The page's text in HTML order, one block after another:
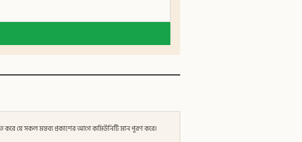
করে যে সকল মন্তব্য প্রকাশের আগে কমিউনিটি মান পূরণ করে।